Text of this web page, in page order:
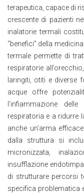
n
terapeutica, capace di
crescente di pazienti
inalatorie termali
“benefici” della
termale permette di
respiratorie
laringiti, otiti e diverse
acque offre
l’infiammazione
respiratoria e a ridurre
anche un’arma
dalla struttura si
micronizzata,
insufflazione
di strutturare percorsi
specifica problematica